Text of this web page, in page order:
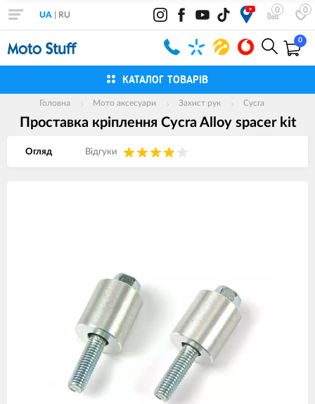
0 0
UA RU
0
КАТАЛОГ ТОВАРІВ
Головна Мото аксесуари Захист рук Cycra
Проставка кріплення Cycra Alloy spacer kit
Огляд Вiдгуки